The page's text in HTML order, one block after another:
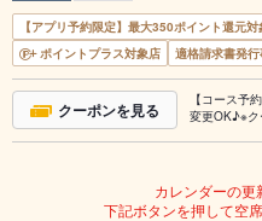
【アプリ予約限定】最大350ポイント還元対
ポイントプラス対象店
適格請求書発
クーポンを見る
【コース予
変更OK♪※ク
カレンダーの更
下記ボタンを押して空